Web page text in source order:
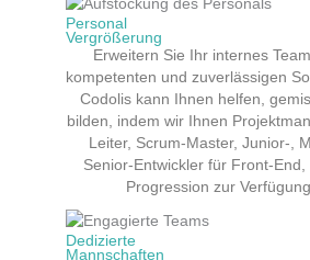
Personal
Vergrößerung
Erweitern Sie Ihr internes
kompetenten und zuverlässigen
Codolis kann Ihnen helfen,
bilden, indem wir Ihnen
Leiter, Scrum-Master, Junior-,
Senior-Entwickler für Front-End,
Progression zur
Dedizierte
Mannschaften